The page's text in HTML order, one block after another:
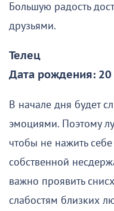
Большую радость
друзьями.
Телец
Дата рождения:
В начале дня будет
эмоциями. Поэтому
чтобы не нажить
собственной
важно проявить
слабостям близких